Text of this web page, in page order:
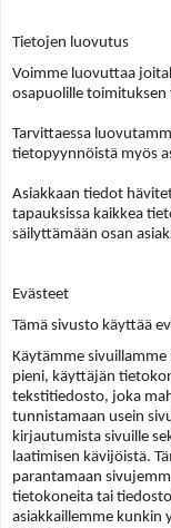
Tietojen luovutus
Voimme luovuttaa
osapuolille toimituksen
Tarvittaessa
tietopyynnöistä myös
Asiakkaan tiedot
tapauksissa kaikkea
säilyttämään osan
Evästeet
Tämä sivusto käyttää
Käytämme
pieni, käyttäjän
tekstitiedosto, joka
tunnistamaan usein
kirjautumista sivuille
laatimisen kävijöistä.
parantamaan
tietokoneita tai
asiakkaillemme kunkin